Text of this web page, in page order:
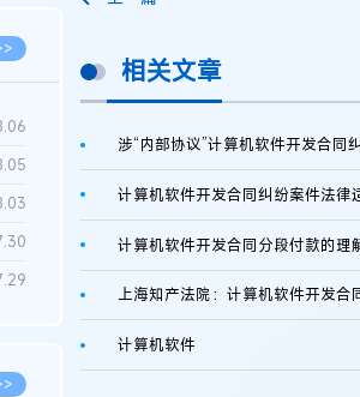
相关文章
涉“内部协议”计算机软件开发合同
计算机软件开发合同纠纷案件法律
计算机软件开发合同分段付款的理
上海知产法院：计算机软件开发
计算机软件